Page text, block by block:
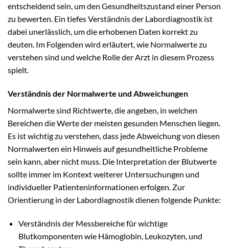
entscheidend sein, um den Gesundheitszustand einer Person
zu bewerten. Ein tiefes Verständnis der Labordiagnostik ist
dabei unerlässlich, um die erhobenen Daten korrekt zu
deuten. Im Folgenden wird erläutert, wie Normalwerte zu
verstehen sind und welche Rolle der Arzt in diesem Prozess
spielt.
Verständnis der Normalwerte und Abweichungen
Normalwerte sind Richtwerte, die angeben, in welchen
Bereichen die Werte der meisten gesunden Menschen liegen.
Es ist wichtig zu verstehen, dass jede Abweichung von diesen
Normalwerten ein Hinweis auf gesundheitliche Probleme
sein kann, aber nicht muss. Die Interpretation der Blutwerte
sollte immer im Kontext weiterer Untersuchungen und
individueller Patienteninformationen erfolgen. Zur
Orientierung in der Labordiagnostik dienen folgende Punkte:
Verständnis der Messbereiche für wichtige
Blutkomponenten wie Hämoglobin, Leukozyten, und